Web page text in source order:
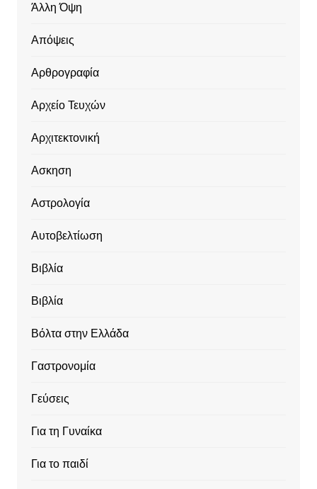
Άλλη Όψη
Απόψεις
Αρθρογραφία
Αρχείο Τευχών
Αρχιτεκτονική
Ασκηση
Αστρολογία
Αυτοβελτίωση
Βιβλία
Βιβλία
Βόλτα στην Ελλάδα
Γαστρονομία
Γεύσεις
Για τη Γυναίκα
Για το παιδί